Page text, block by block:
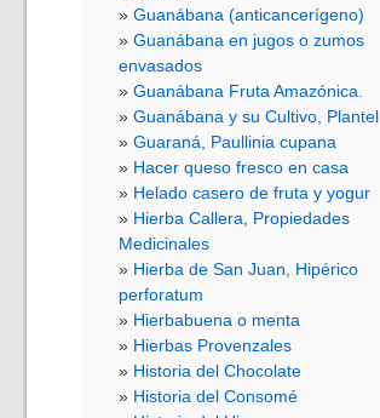
Guanábana (anticancerígeno)
Guanábana en jugos o zumos
envasados
Guanábana Fruta Amazónica.
Guanábana y su Cultivo, Plantel
Guaraná, Paullinia cupana
Hacer queso fresco en casa
Helado casero de fruta y yogur
Hierba Callera, Propiedades
Medicinales
Hierba de San Juan, Hipérico
perforatum
Hierbabuena o menta
Hierbas Provenzales
Historia del Chocolate
Historia del Consomé